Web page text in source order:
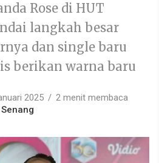
Rose di HUT
langkah besar
dan single baru
berikan warna baru
2025
2 menit membaca